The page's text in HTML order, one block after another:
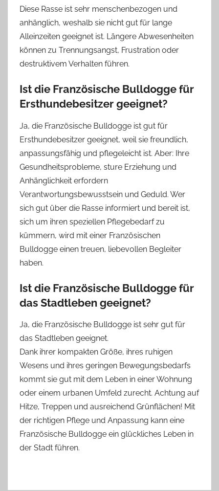
Diese Rasse ist sehr menschenbezogen und
anhänglich, weshalb sie nicht gut für lange
Alleinzeiten geeignet ist. Längere Abwesenheiten
können zu Trennungsangst, Frustration oder
destruktivem Verhalten führen.
Ist die Französische Bulldogge für
Ersthundebesitzer geeignet?
Ja, die Französische Bulldogge ist gut für
Ersthundebesitzer geeignet, weil sie freundlich,
anpassungsfähig und pflegeleicht ist. Aber: Ihre
Gesundheitsprobleme, sture Erziehung und
Anhänglichkeit erfordern
Verantwortungsbewusstsein und Geduld. Wer
sich gut über die Rasse informiert und bereit ist,
sich um ihren speziellen Pflegebedarf zu
kümmern, wird mit einer Französischen
Bulldogge einen treuen, liebevollen Begleiter
haben.
Ist die Französische Bulldoggefür
das Stadtleben geeignet?
Ja, die Französische Bulldogge ist sehr gut für
das Stadtleben geeignet.
Dank ihrer kompakten Größe, ihres ruhigen
Wesens und ihres geringen Bewegungsbedarfs
kommt sie gut mit dem Leben in einer Wohnung
oder einem urbanen Umfeld zurecht. Achtung auf
Hitze, Treppen und ausreichend Grünflächen! Mit
der richtigen Pflege und Anpassung kann eine
Französische Bulldogge ein glückliches Leben in
der Stadt führen.